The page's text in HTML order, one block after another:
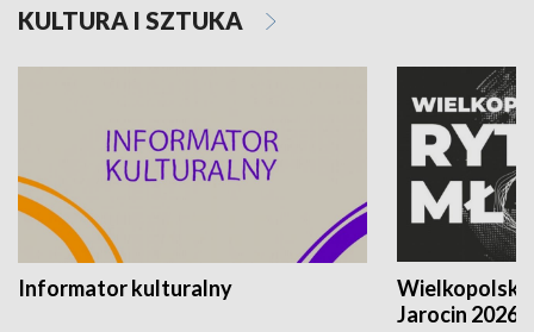
KULTURA I SZTUKA
Informator kulturalny
Jarocin 2026